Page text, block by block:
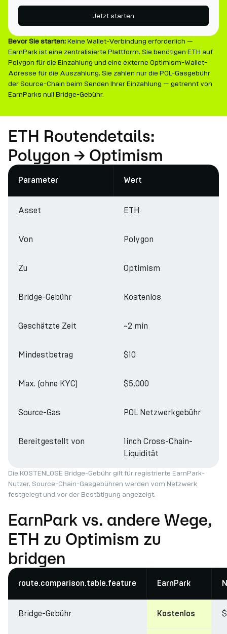
Jetzt starten
Bevor Sie starten:Keine Wallet-Verbindung erforderlich —
EarnPark ist eine zentralisierte Plattform. Sie benötigen ETH auf
Polygon für die Einzahlung und eine externe Optimism-Wallet-
Adresse für die Auszahlung. Sie zahlen nur die POL-Gasgebühr
der Source-Chain beim Senden Ihrer Einzahlung — getrennt von
EarnParks null Bridge-Gebühr.
ETH Routendetails:
Polygon → Optimism
Parameter Wert
Asset ETH
Von Polygon
Zu Optimism
Bridge-Gebühr Kostenlos
Geschätzte Zeit ~2 min
Mindestbetrag $10
Max. (ohne KYC) $5,000
Source-Gas POL Netzwerkgebühr
Bereitgestellt von
1inch Cross-Chain-
Liquidität
Die KOSTENLOSE Bridge-Gebühr gilt für registrierte EarnPark-
Nutzer. Source-Chain-Gasgebühren werden vom Netzwerk
festgelegt und vor der Bestätigung angezeigt.
EarnPark vs. andere Wege,
ETH zu Optimism zu
bridgen
route.comparison.table.feature EarnPark
Bridge-Gebühr Kostenlos